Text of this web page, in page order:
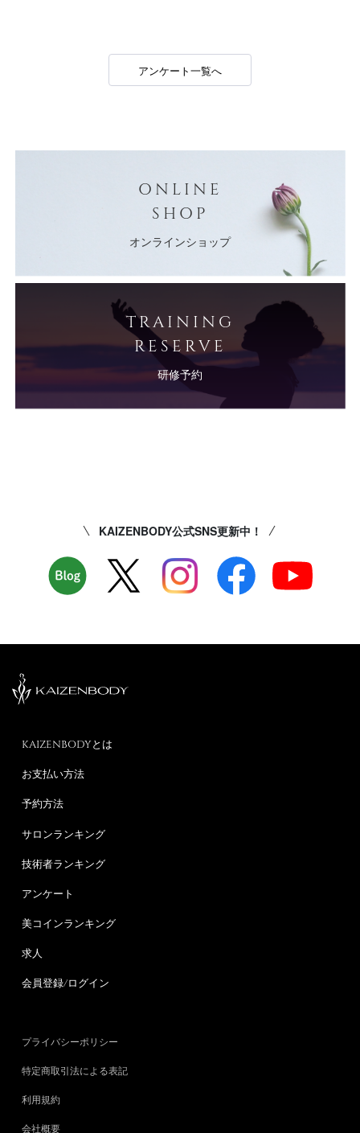
アンケート一覧へ
ONLINE
SHOP
オンラインショップ
TRAINING
RESERVE
研修予約
KAIZENBODY公式SNS更新中！
KAIZENBODYとは
お支払い方法
予約方法
サロンランキング
技術者ランキング
アンケート
美コインランキング
求人
会員登録/ログイン
プライバシーポリシー
特定商取引法による表記
利用規約
会社概要